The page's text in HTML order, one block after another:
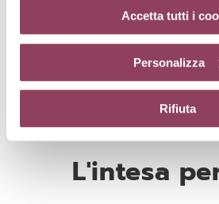
“Rifiuta”. Chiudendo questo banner
comando “X” continuerai la
diversi da quelli tecnici.
Accetta tutti i
Personalizza
Rifiuta
diminuisce l’energia necessaria al
Attivi
Olio di Inca
cellulare. Ricco di acidi grassi
preservare l’elasticità
L'intesa